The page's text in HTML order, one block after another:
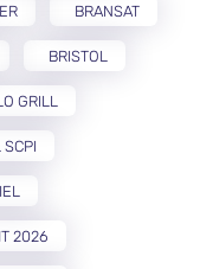
BRANSAT
BRISTOL
GRILL
2026